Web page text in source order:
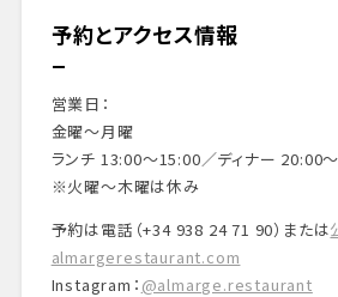
予約とアクセス情報
営業日：
金曜〜月曜
ランチ 13:00〜15:00／ディナー 20:00
※火曜〜木曜は休み
予約は電話（+34 938 24 71 90）または
almargerestaurant.com
Instagram： @almarge.restaurant